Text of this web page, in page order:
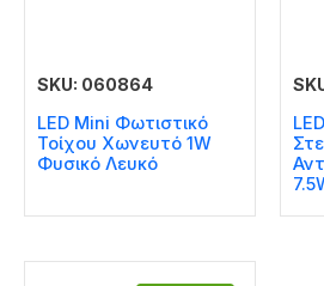
SKU: 060864
LED Mini Φωτιστικό
Τοίχου Χωνευτό 1W
Φυσικό Λευκό